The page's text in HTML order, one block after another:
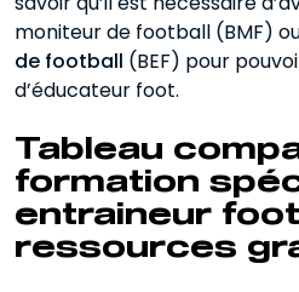
moniteur de football (BMF)
de football (BEF) pour
d’éducateur foot.
Tableau
formation
entraineur
ressources